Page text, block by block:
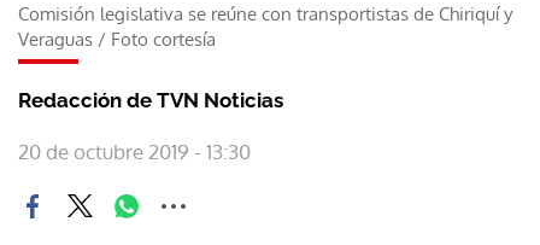
Comisión legislativa se reúne con transportistas de Chiriquí y
Veraguas / Foto cortesía
Redacción de TVN Noticias
20 de octubre 2019 - 13:30